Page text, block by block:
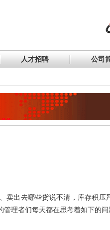
人才招聘 公司
卖出去哪些货说不清，库存积压
理者们每天都在思考着如下的问